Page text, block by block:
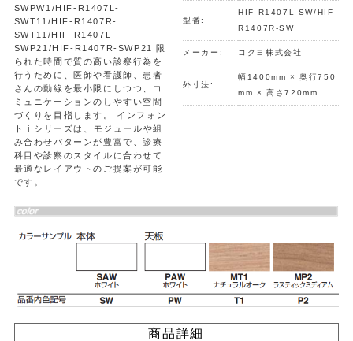
SWPW1/HIF-R1407L-
SWT11/HIF-R1407R-
SWT11/HIF-R1407L-
SWP21/HIF-R1407R-SWP21 限
られた時間で質の高い診察行為を
行うために、医師や看護師、患者
さんの動線を最小限にしつつ、コ
ミュニケーションのしやすい空間
づくりを目指します。 インフォン
ト i シリーズは、モジュールや組
み合わせパターンが豊富で、診療
科目や診察のスタイルに合わせて
最適なレイアウトのご提案が可能
です。
型番:
HIF-R1407L-SW/HIF-
R1407R-SW
メーカー: コクヨ株式会社
外寸法:
幅1400mm × 奥行750
mm × 高さ720mm
商品詳細